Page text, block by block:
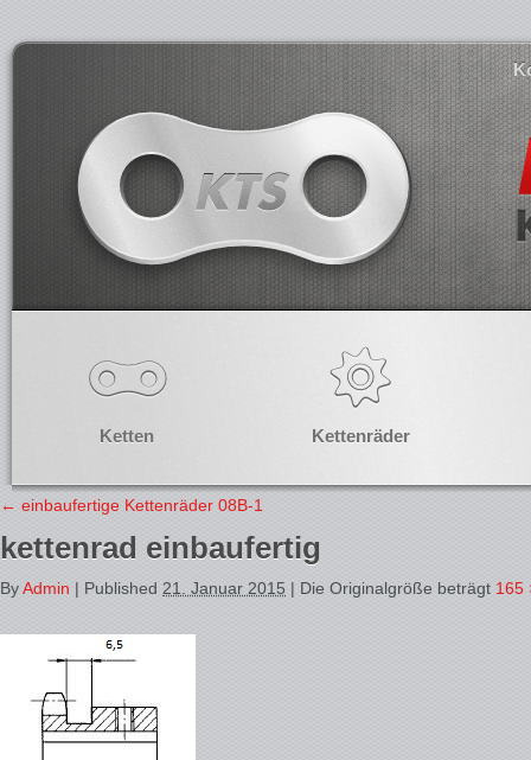
Ketten Kettenräder
← einbaufertige Kettenräder 08B-1
kettenrad einbaufertig
ByAdmin | Published 21. Januar 2015 | Die Originalgröße beträgt 165